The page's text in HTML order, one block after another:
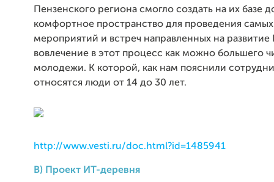
Пензенского региона смогло создать на их базе
комфортное пространство для проведения
мероприятий и встреч направленных на
вовлечение в этот процесс как можно большего
молодежи. К которой, как нам пояснили
относятся люди от 14 до 30 лет.
http://www.vesti.ru/doc.html?id=1485941
В) Проект ИТ-деревня